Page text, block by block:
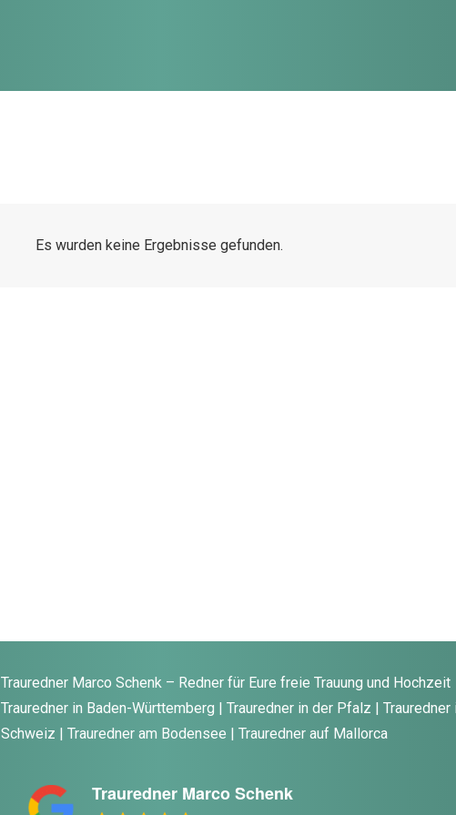
Es wurden keine Ergebnisse gefunden.
Trauredner Marco Schenk – Redner für Eure freie Trauung und Hochzeit
Trauredner in Baden-Württemberg | Trauredner in der Pfalz | Trauredner
Schweiz | Trauredner am Bodensee | Trauredner auf Mallorca
Trauredner Marco Schenk